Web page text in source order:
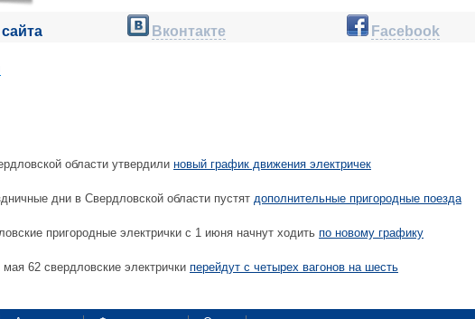
Вконтакте Facebook
области утвердили новый график движения электричек
дни в Свердловской области пустят дополнительные пригородные поезда
пригородные электрички с 1 июня начнут ходить по новому графику
62 свердловские электрички перейдут с четырех вагонов на шесть